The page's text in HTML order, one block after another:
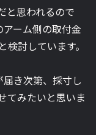
と思われるので
ーム側の取付金
討しています。
き次第、採寸し
てみたいと思いま